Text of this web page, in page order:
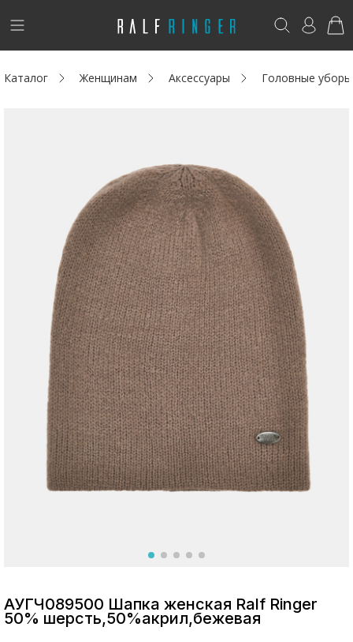
!
Новинки
Акции / Новости
Адреса магазинов
Москва
Возникли вопросы? - club@ralf.ru
Каталог Женщинам Аксессуары Головные уборы
АУГЧ089500 Шапка женская Ralf Ringer
50% шерсть,50%акрил,бежевая